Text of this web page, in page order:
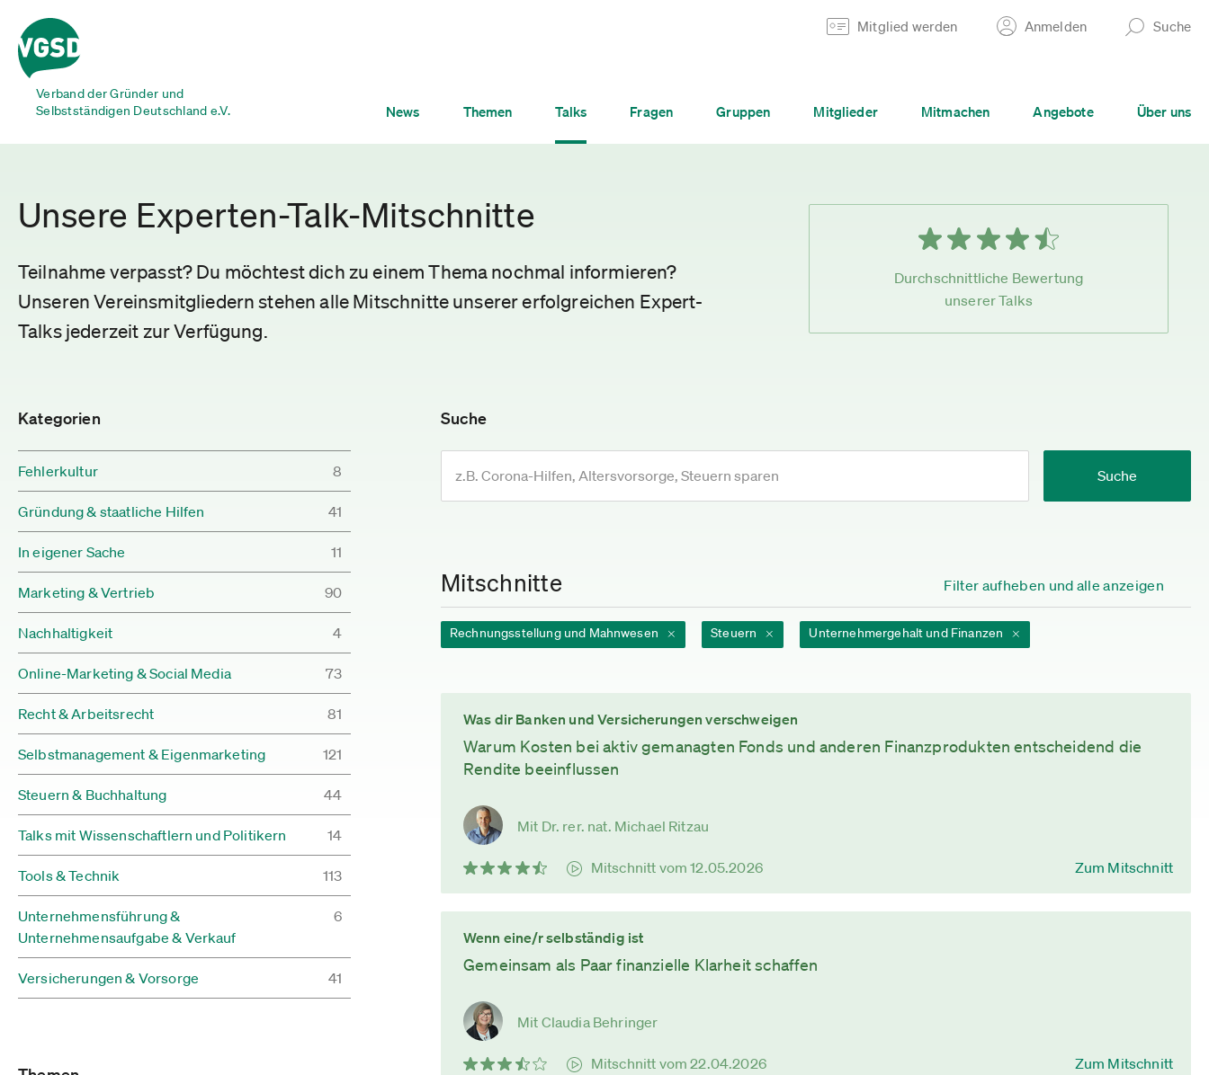
Verband der Gründer und
Selbstständigen Deutschland e.V.
Mitglied werden Anmelden Suche
News Themen Talks Fragen Gruppen Mitglieder Mitmachen Angebote Über uns
Unsere Experten-Talk-Mitschnitte
Teilnahme verpasst? Du möchtest dich zu einem Thema nochmal informieren?
Unseren Vereinsmitgliedern stehen alle Mitschnitte unserer erfolgreichen Expert-
Talks jederzeit zur Verfügung.
Durchschnittliche Bewertung
unserer Talks
Kategorien
Fehlerkultur 8
Gründung & staatliche Hilfen 41
In eigener Sache 11
Marketing & Vertrieb 90
Nachhaltigkeit 4
Online-Marketing & Social Media 73
Recht & Arbeitsrecht 81
Selbstmanagement & Eigenmarketing 121
Steuern & Buchhaltung 44
Talks mit Wissenschaftlern und Politikern 14
Tools & Technik 113
Unternehmensführung &
Unternehmensaufgabe & Verkauf
6
Versicherungen & Vorsorge 41
Suche
Suche
Mitschnitte Filter aufheben und alle anzeigen
Rechnungsstellung und Mahnwesen Steuern Unternehmergehalt und Finanzen
Was dir Banken und Versicherungen verschweigen
Warum Kosten bei aktiv gemanagten Fonds und anderen Finanzprodukten entscheidend die
Rendite beeinflussen
Mit Dr. rer. nat. Michael Ritzau
Mitschnitt vom 12.05.2026 Zum Mitschnitt
Wenn eine/r selbständig ist
Gemeinsam als Paar finanzielle Klarheit schaffen
Mit Claudia Behringer
Mitschnitt vom 22.04.2026 Zum Mitschnitt